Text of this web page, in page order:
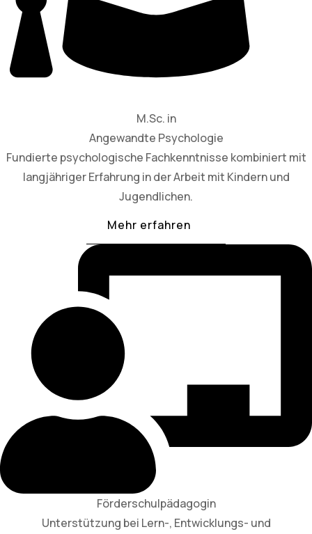
M.Sc. in
Angewandte Psychologie
Fundierte psychologische Fachkenntnisse kombiniert mit
langjähriger Erfahrung in der Arbeit mit Kindern und
Jugendlichen.
Mehr erfahren
Förderschulpädagogin
Unterstützung bei Lern-, Entwicklungs- und